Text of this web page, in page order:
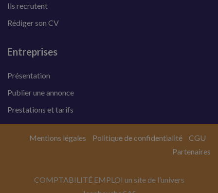
Ils recrutent
Rédiger son CV
Entreprises
Présentation
Publier une annonce
Prestations et tarifs
COMPTABILITÉ EMPLOI un site de l’univers
Mentions légales Politique de confidentialité
CGU
Partenaires